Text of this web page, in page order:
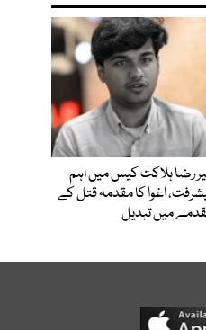
رضا ہلاکت کیس میں اہم
اغوا کا مقدمہ قتل کے
میں تبدیل